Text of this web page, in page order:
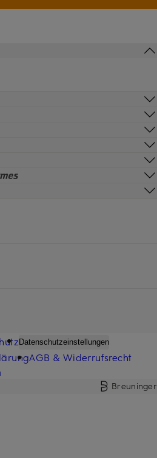
Datenschutzeinstellungen
AGB & Widerrufsrecht
Breuninger